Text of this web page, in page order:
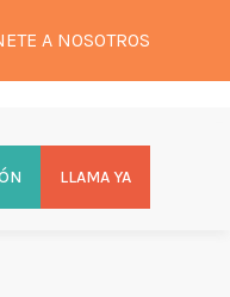
A NOSOTROS
LLAMA YA